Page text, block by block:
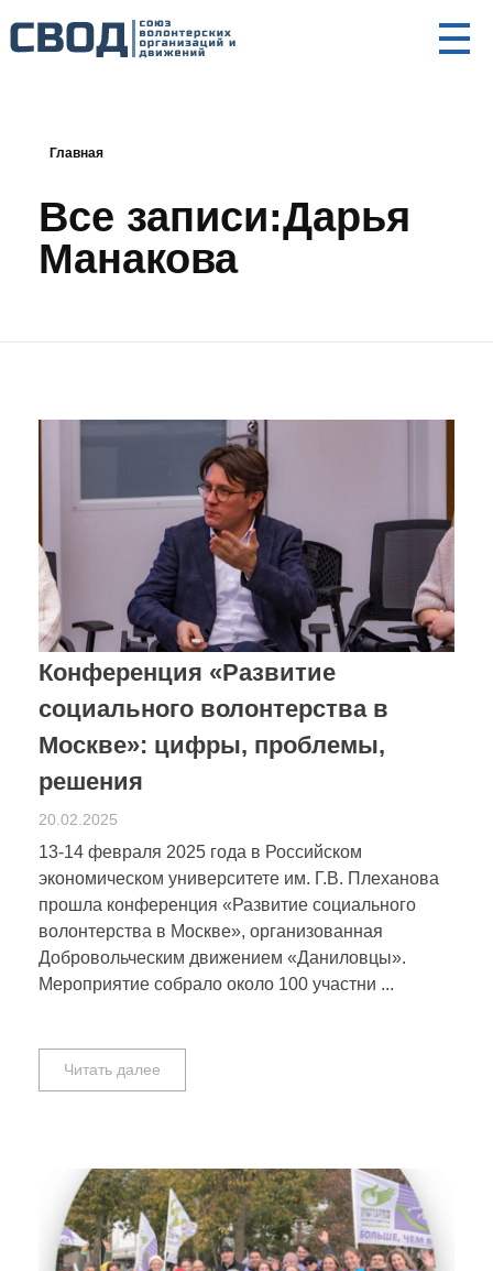
Главная
Все записи:Дарья
Манакова
Конференция «Развитие
социального волонтерства в
Москве»: цифры, проблемы,
решения
20.02.2025
13-14 февраля 2025 года в Российском
экономическом университете им. Г.В. Плеханова
прошла конференция «Развитие социального
волонтерства в Москве», организованная
Добровольческим движением «Даниловцы».
Мероприятие собрало около 100 участни ...
Читать далее